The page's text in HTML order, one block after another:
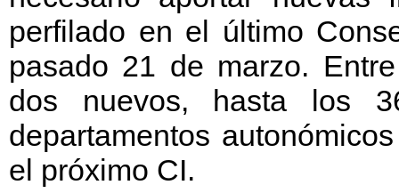
perfilado en el último
pasado 21 de marzo.
dos nuevos, hasta los
departamentos
el próximo CI.